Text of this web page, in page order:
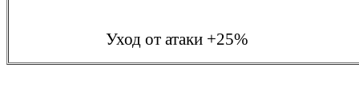
Уход от атаки +25%